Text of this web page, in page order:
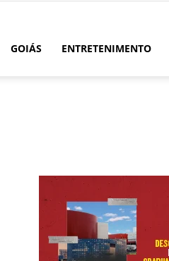
GOIÁS ENTRETENIMENTO